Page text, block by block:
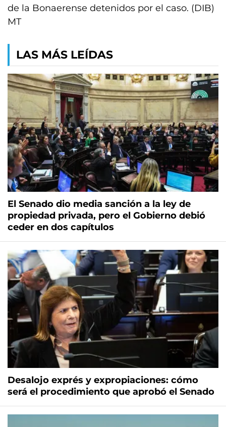
de la Bonaerense detenidos por el caso. (DIB)
MT
LAS MÁS LEÍDAS
El Senado dio media sanción a la ley de
propiedad privada, pero el Gobierno debió
ceder en dos capítulos
Desalojo exprés y expropiaciones: cómo
será el procedimiento que aprobó el Senado